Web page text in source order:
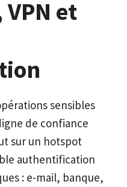
et
sensibles
de confiance
sur un hotspot
authentification
: e-mail, banque,